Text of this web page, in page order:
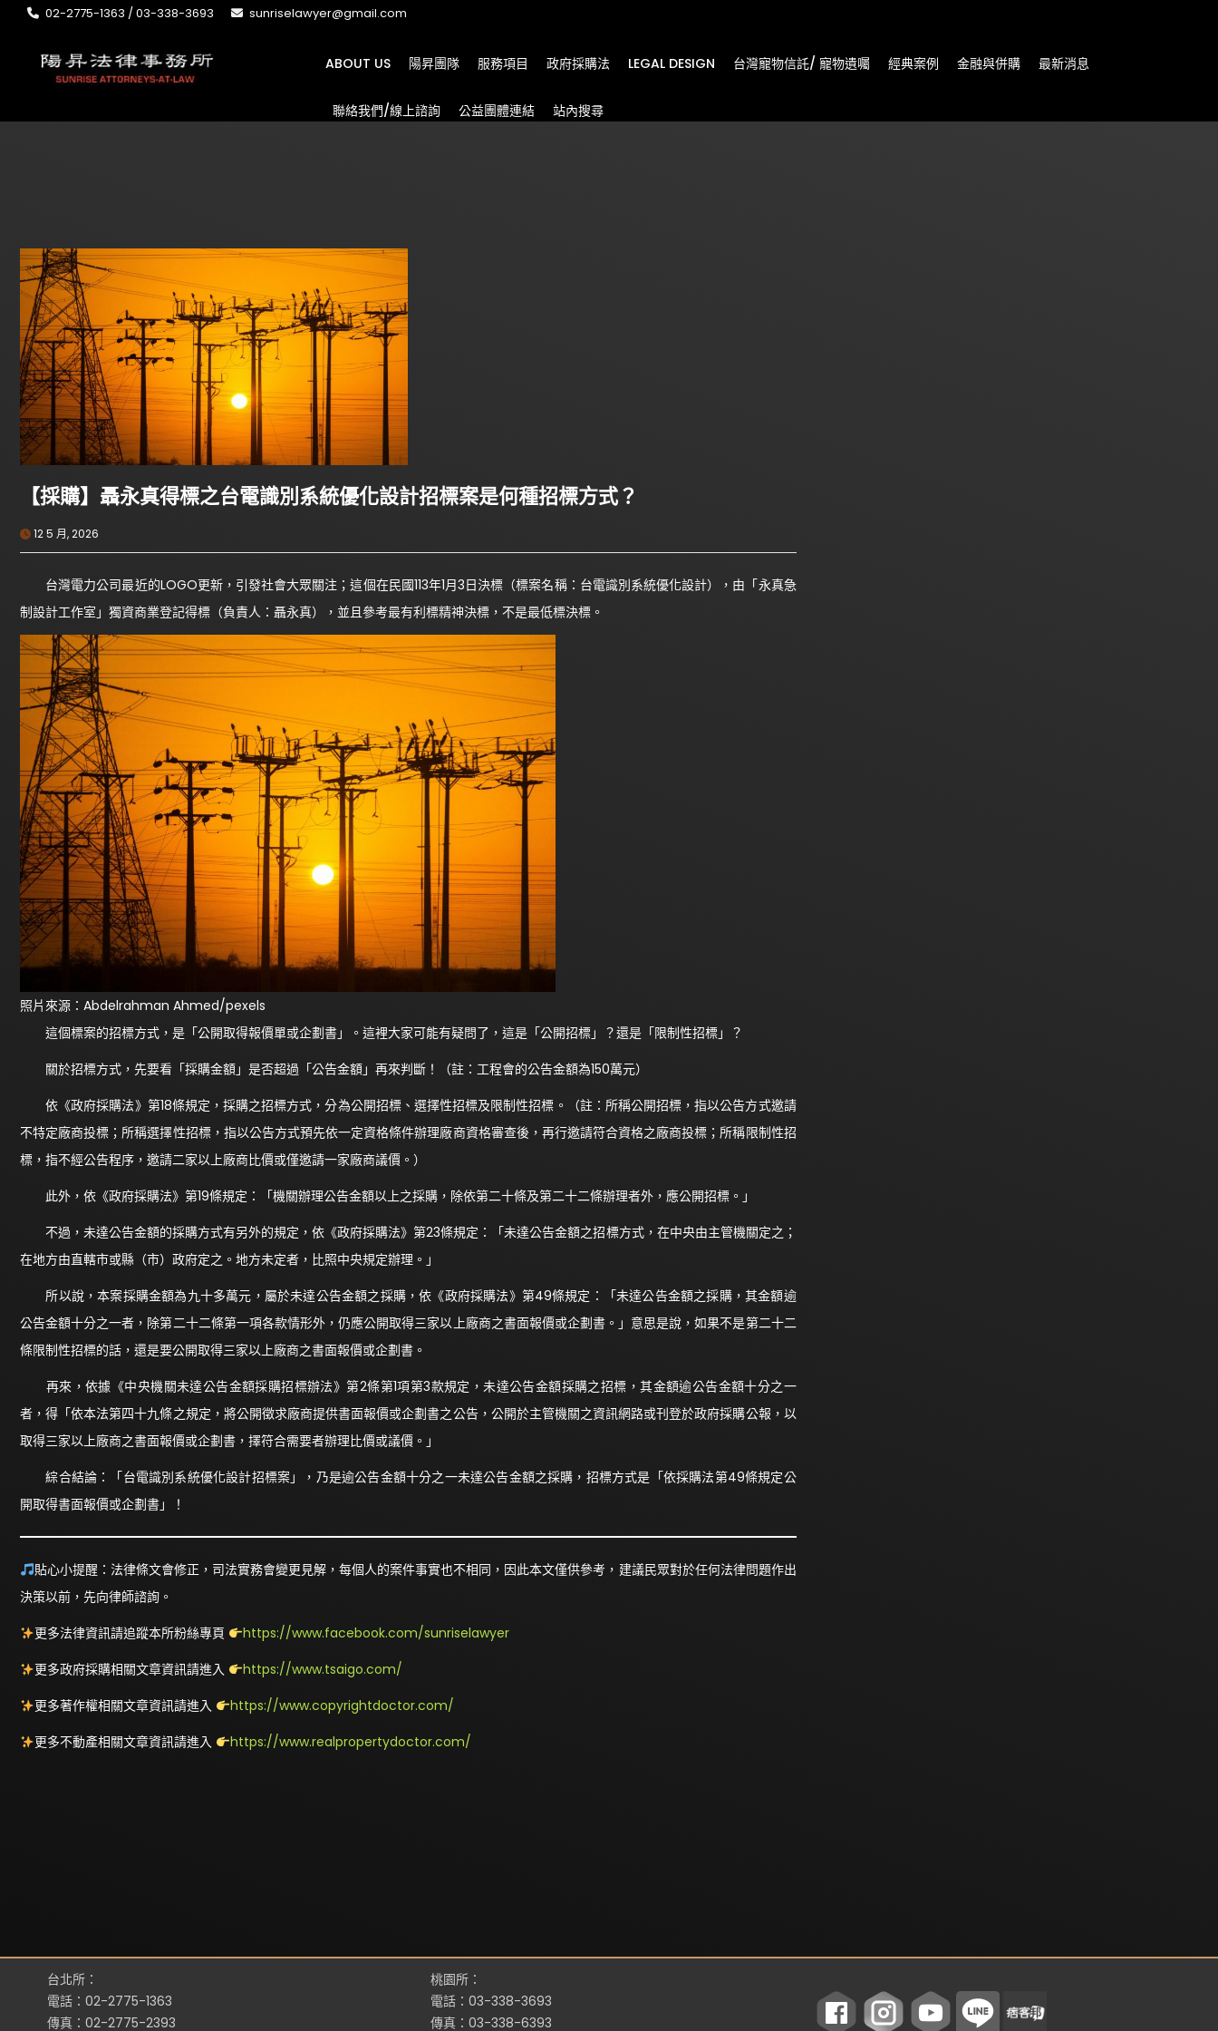
02-2775-1363 / 03-338-3693 sunriselawyer@gmail.com
ABOUT US 陽昇團隊 服務項目 政府採購法 LEGAL DESIGN 台灣寵物信託/ 寵物遺囑 經典案例 金融與併購 最新消息
聯絡我們/線上諮詢 公益團體連結 站內搜尋
【採購】聶永真得標之台電識別系統優化設計招標案是何種招標方式？
12 5 月, 2026
台灣電力公司最近的LOGO更新，引發社會大眾關注；這個在民國113年1月3日決標（標案名稱：台電識別系統優化設計），由「永真急
制設計工作室」獨資商業登記得標（負責人：聶永真），並且參考最有利標精神決標，不是最低標決標。
照片來源：Abdelrahman Ahmed/pexels
這個標案的招標方式，是「公開取得報價單或企劃書」。這裡大家可能有疑問了，這是「公開招標」？還是「限制性招標」？
關於招標方式，先要看「採購金額」是否超過「公告金額」再來判斷！（註：工程會的公告金額為150萬元）
依《政府採購法》第18條規定，採購之招標方式，分為公開招標、選擇性招標及限制性招標。（註：所稱公開招標，指以公告方式邀請
不特定廠商投標；所稱選擇性招標，指以公告方式預先依一定資格條件辦理廠商資格審查後，再行邀請符合資格之廠商投標；所稱限制性招
標，指不經公告程序，邀請二家以上廠商比價或僅邀請一家廠商議價。）
此外，依《政府採購法》第19條規定：「機關辦理公告金額以上之採購，除依第二十條及第二十二條辦理者外，應公開招標。」
不過，未達公告金額的採購方式有另外的規定，依《政府採購法》第23條規定：「未達公告金額之招標方式，在中央由主管機關定之；
在地方由直轄市或縣（市）政府定之。地方未定者，比照中央規定辦理。」
所以說，本案採購金額為九十多萬元，屬於未達公告金額之採購，依《政府採購法》第49條規定：「未達公告金額之採購，其金額逾
公告金額十分之一者，除第二十二條第一項各款情形外，仍應公開取得三家以上廠商之書面報價或企劃書。」意思是說，如果不是第二十二
條限制性招標的話，還是要公開取得三家以上廠商之書面報價或企劃書。
再來，依據《中央機關未達公告金額採購招標辦法》第2條第1項第3款規定，未達公告金額採購之招標，其金額逾公告金額十分之一
者，得「依本法第四十九條之規定，將公開徵求廠商提供書面報價或企劃書之公告，公開於主管機關之資訊網路或刊登於政府採購公報，以
取得三家以上廠商之書面報價或企劃書，擇符合需要者辦理比價或議價。」
綜合結論：「台電識別系統優化設計招標案」，乃是逾公告金額十分之一未達公告金額之採購，招標方式是「依採購法第49條規定公
開取得書面報價或企劃書」！
貼心小提醒：法律條文會修正，司法實務會變更見解，每個人的案件事實也不相同，因此本文僅供參考，建議民眾對於任何法律問題作出
決策以前，先向律師諮詢。
更多法律資訊請追蹤本所粉絲專頁
https://www.facebook.com/sunriselawyer
更多政府採購相關文章資訊請進入
https://www.tsaigo.com/
更多著作權相關文章資訊請進入
https://www.copyrightdoctor.com/
更多不動產相關文章資訊請進入
https://www.realpropertydoctor.com/
台北所：
電話：02-2775-1363
傳真：02-2775-2393
桃園所：
電話：03-338-3693
傳真：03-338-6393